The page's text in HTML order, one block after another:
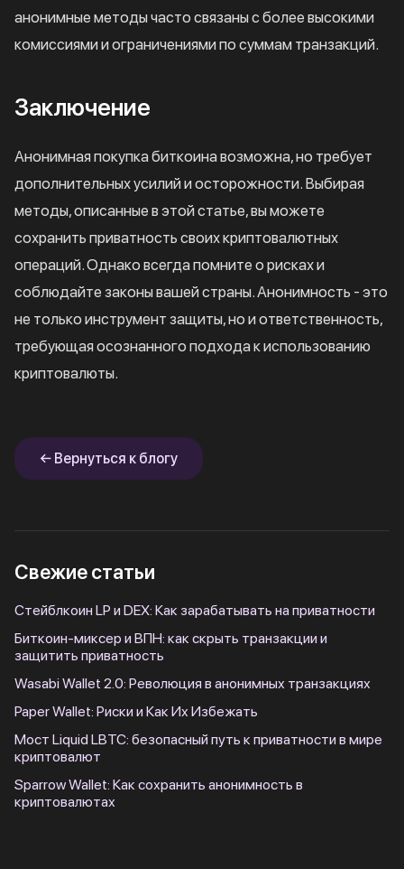
анонимные методы часто связаны с более высокими
комиссиями и ограничениями по суммам транзакций.
Заключение
Анонимная покупка биткоина возможна, но требует
дополнительных усилий и осторожности. Выбирая
методы, описанные в этой статье, вы можете
сохранить приватность своих криптовалютных
операций. Однако всегда помните о рисках и
соблюдайте законы вашей страны. Анонимность - это
не только инструмент защиты, но и ответственность,
требующая осознанного подхода к использованию
криптовалюты.
← Вернуться к блогу
Свежие статьи
Стейблкоин LP и DEX: Как зарабатывать на приватности
Биткоин-миксер и ВПН: как скрыть транзакции и
защитить приватность
Wasabi Wallet 2.0: Революция в анонимных транзакциях
Paper Wallet: Риски и Как Их Избежать
Мост Liquid LBTC: безопасный путь к приватности в мире
криптовалют
Sparrow Wallet: Как сохранить анонимность в
криптовалютах